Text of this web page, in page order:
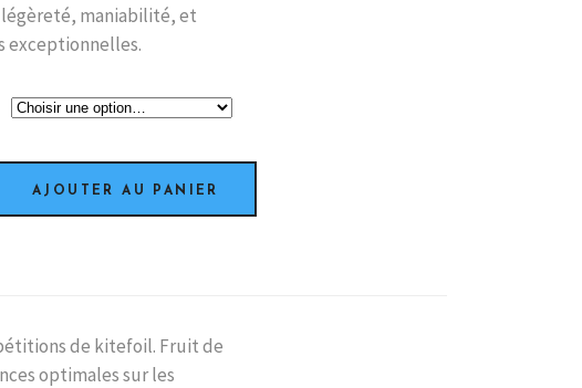
maniabilité, et
exceptionnelles.
AJOUTER AU PANIER
de kitefoil. Fruit de
optimales sur les